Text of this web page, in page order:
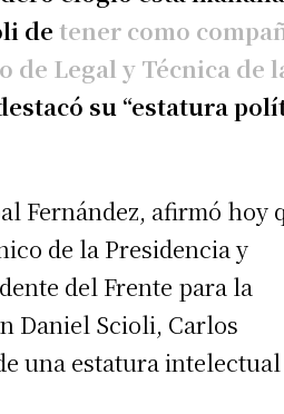
detener como
de Legal y Técnica de
su “estatura
Fernández, afirmó hoy
de la Presidencia y
del Frente para la
Daniel Scioli, Carlos
una estatura